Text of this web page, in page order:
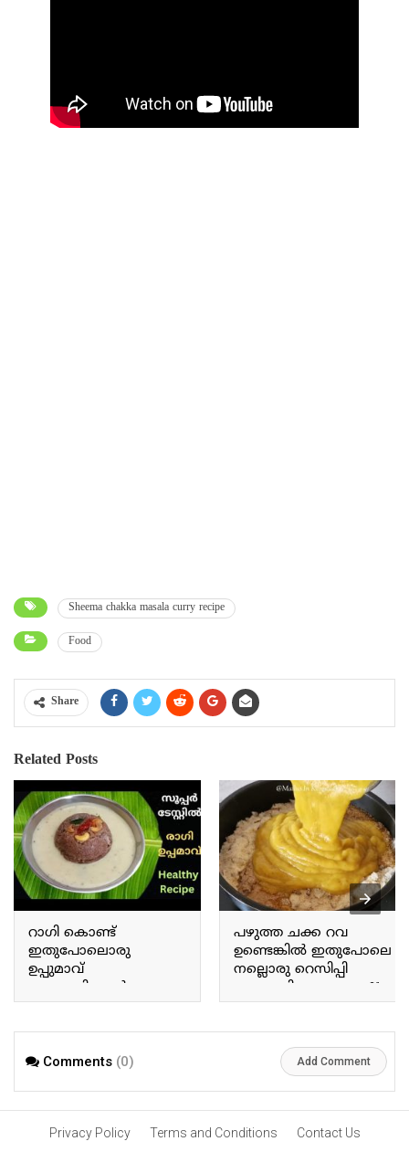
Sheema chakka masala curry recipe
Food
Share
Related Posts
റാഗി കൊണ്ട്
ഇതുപോലൊരു
ഉപ്പുമാവ്
ഉണ്ടാക്കിയാൽ എന്നും
ഇതു മാത്രമേ
you will want to eat
പഴുത്ത ചക്ക റവ
ഉണ്ടെങ്കിൽ ഇതുപോലെ
നല്ലൊരു റെസിപ്പി
ഉണ്ടാക്കിയെടുക്കാം If
you have ripe jackfruit and
delicious recipe like this.
Comments (0) Add Comment
Privacy Policy Terms and Conditions
Contact Us